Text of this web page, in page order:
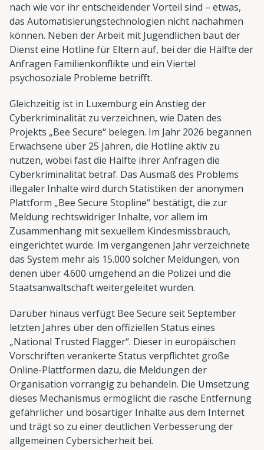
nach wie vor ihr entscheidender Vorteil sind – etwas,
das Automatisierungstechnologien nicht nachahmen
können. Neben der Arbeit mit Jugendlichen baut der
Dienst eine Hotline für Eltern auf, bei der die Hälfte der
Anfragen Familienkonflikte und ein Viertel
psychosoziale Probleme betrifft.
Gleichzeitig ist in Luxemburg ein Anstieg der
Cyberkriminalität zu verzeichnen, wie Daten des
Projekts „Bee Secure“ belegen. Im Jahr 2026 begannen
Erwachsene über 25 Jahren, die Hotline aktiv zu
nutzen, wobei fast die Hälfte ihrer Anfragen die
Cyberkriminalität betraf. Das Ausmaß des Problems
illegaler Inhalte wird durch Statistiken der anonymen
Plattform „Bee Secure Stopline“ bestätigt, die zur
Meldung rechtswidriger Inhalte, vor allem im
Zusammenhang mit sexuellem Kindesmissbrauch,
eingerichtet wurde. Im vergangenen Jahr verzeichnete
das System mehr als 15.000 solcher Meldungen, von
denen über 4.600 umgehend an die Polizei und die
Staatsanwaltschaft weitergeleitet wurden.
Darüber hinaus verfügt Bee Secure seit September
letzten Jahres über den offiziellen Status eines
„National Trusted Flagger“. Dieser in europäischen
Vorschriften verankerte Status verpflichtet große
Online-Plattformen dazu, die Meldungen der
Organisation vorrangig zu behandeln. Die Umsetzung
dieses Mechanismus ermöglicht die rasche Entfernung
gefährlicher und bösartiger Inhalte aus dem Internet
und trägt so zu einer deutlichen Verbesserung der
allgemeinen Cybersicherheit bei.